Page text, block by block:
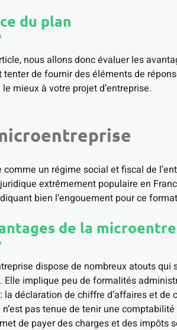
du plan
nous allons donc évaluer les
tenter de fournir des éléments de
mieux à votre projet d’entreprise.
comme un régime social et fiscal de
extrêmement populaire en
bien l’engouement pour ce
de la
dispose de nombreux atouts
Elle implique peu de formalités
la déclaration de chiffre d’affaires et
n’est pas tenue de tenir une
de payer des charges et des impôts